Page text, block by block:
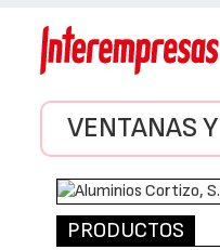
VENTANAS
PRODUCTOS